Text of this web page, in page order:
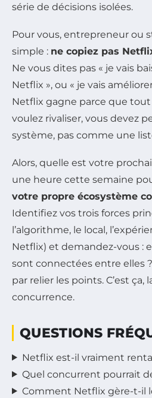
série de décisions isolées.
Pour vous, entrepreneur ou
simple : ne copiez pas
Ne vous dites pas « je vais
Netflix », ou « je vais
Netflix gagne parce que
voulez rivaliser, vous devez
système, pas comme une
Alors, quelle est votre
une heure cette semaine
votre propre écosystème
Identifiez vos trois forces
l’algorithme, le local,
Netflix) et demandez-vous :
sont connectées entre elles
par relier les points. C’est ça,
concurrence.
QUESTIONS
Netflix est-il vraiment
Quel concurrent pourrait
Comment Netflix gère-t-il